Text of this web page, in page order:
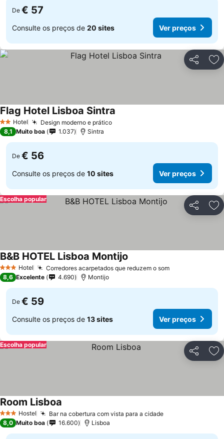
De € 57
Consulte os preços de 20 sites Ver preços
Partilhar
2 Estrelas
Hotel Design moderno e prático
Flag Hotel Lisboa Sintra
8,1 Muito boa 1.037 Sintra
De € 56
Consulte os preços de 10 sites Ver preços
Partilhar
Escolha popular
3 EstrelasHotel Corredores acarpetados que reduzem o som
B&B HOTEL Lisboa Montijo
8,6 Excelente 4.690 Montijo
De € 59
Consulte os preços de 13 sites Ver preços
Partilhar
Escolha popular
3 EstrelasHostel Bar na cobertura com vista para a cidade
Room Lisboa
8,0 Muito boa 16.600 Lisboa